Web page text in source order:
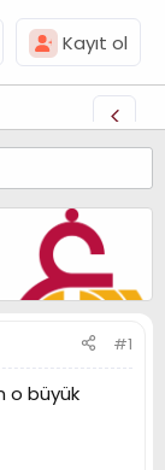
Kayıt ol
#1
o büyük